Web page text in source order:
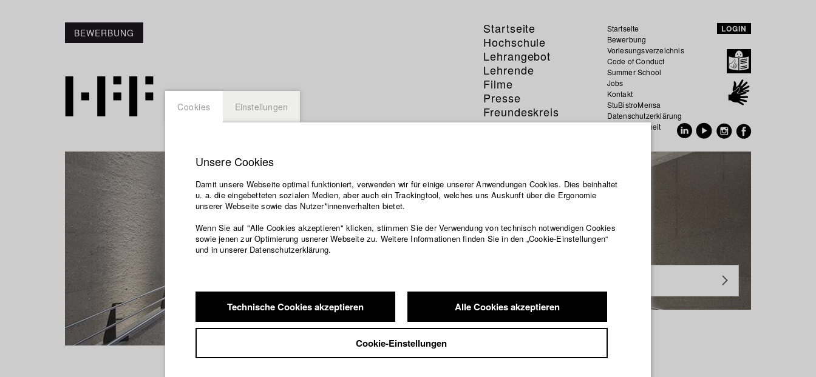
BEWERBUNG
Startseite
Hochschule
Lehrangebot
Lehrende
Filme
Presse
Freundeskreis
Service
Startseite
Bewerbung
Vorlesungsverzeichnis
Code of Conduct
Summer School
Jobs
Kontakt
StuBistroMensa
Datenschutzerklärung
Datensicherheit
LOGIN
Studierende / Alumni
a b c d e f g h i j k l m n o p q r s t u v w x y z Alle
Cookies Einstellungen
Unsere Cookies
Damit unsere Webseite optimal funktioniert, verwenden wir für einige unserer Anwendungen Cookies. Dies beinhaltet
u. a. die eingebetteten sozialen Medien, aber auch ein Trackingtool, welches uns Auskunft über die Ergonomie
unserer Webseite sowie das Nutzer*innenverhalten bietet.
Wenn Sie auf "Alle Cookies akzeptieren" klicken, stimmen Sie der Verwendung von technisch notwendigen Cookies
sowie jenen zur Optimierung usnerer Webseite zu. Weitere Informationen finden Sie in den „Cookie-Einstellungen“
und in unserer Datenschutzerklärung.
Technische Cookies akzeptieren Alle Cookies akzeptieren
Cookie-Einstellungen